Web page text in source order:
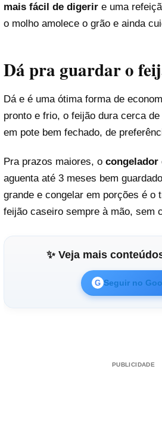
mais fácil de digerir e uma
o molho amolece o grão e ainda
Dá pra guardar o
Dá e é uma ótima forma de
pronto e frio, o feijão dura cerca de
em pote bem fechado, de
Pra prazos maiores, o congelador
aguenta até 3 meses bem
grande e congelar em porções é o
feijão caseiro sempre à mão, sem
✨ Veja mais
G Seguir no
PUBLICIDADE